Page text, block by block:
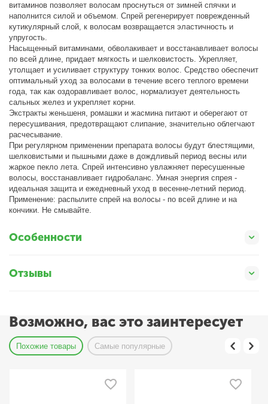
витаминов позволяет волосам проснуться от зимней спячки и
наполнится силой и объемом. Спрей регенерирует поврежденный
кутикулярный слой, к волосам возвращается эластичность и
упругость.
Насыщенный витаминами, обволакивает и восстанавливает волосы
по всей длине, придает мягкость и шелковистость. Укрепляет,
утолщает и усиливает структуру тонких волос. Средство обеспечит
оптимальный уход за волосами в течение всего теплого времени
года, так как оздоравливает волос, нормализует деятельность
сальных желез и укрепляет корни.
Экстракты женьшеня, ромашки и жасмина питают и оберегают от
пересушивания, предотвращают слипание, значительно облегчают
расчесывание.
При регулярном применении препарата волосы будут блестящими,
шелковистыми и пышными даже в дождливый период весны или
жаркое пекло лета. Спрей интенсивно увлажняет пересушенные
волосы, восстанавливает гидробаланс. Умная энергия спрея -
идеальная защита и ежедневный уход в весенне-летний период.
Применение: распылите спрей на волосы - по всей длине и на
кончики. Не смывайте.
Особенности
Отзывы
Возможно, вас это заинтересует
Похожие товары Самые популярные